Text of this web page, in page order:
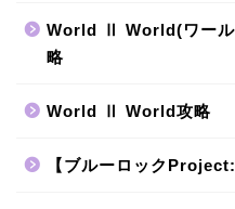
World Ⅱ World(ワール
略
World Ⅱ World攻略
【ブルーロック